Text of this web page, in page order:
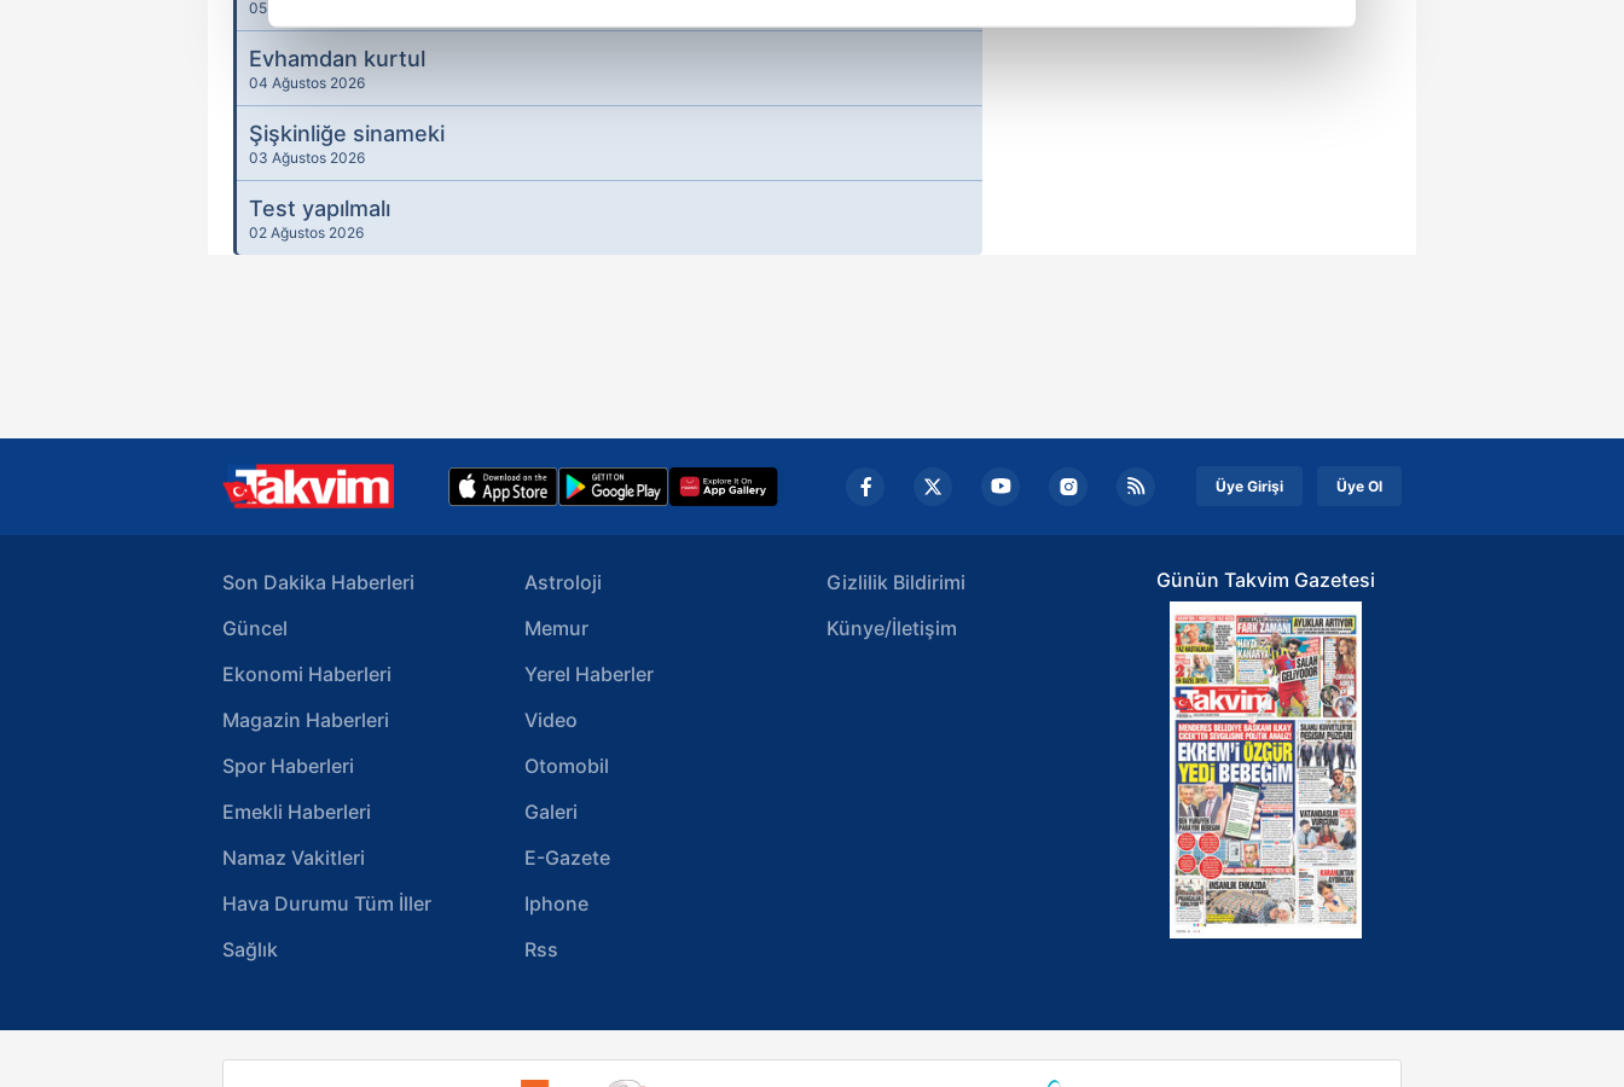
Sizlere daha iyi bir hizmet sunabilmek için İnternet Sitemizde kendimize ve üçüncü kişilere ait çerezler kullanılmaktadır. Bu
çerezler vasıtasıyla çeşitli kişisel verileriniz işlenmekte olup gerekli olan çerezler bilgi toplumu hizmetlerinin sunulması
amacıyla kullanılmaktadır. Diğer çerezler, sitemizin daha işlevsel kılınması ve kişiselleştirilmesi ve sizlere yönelik
reklam/pazarlama faaliyetlerinin yapılması, amaçlarıyla sınırlı olarak açık rızanız dahilinde kullanılacaktır.
Çerezlere ilişkin tercihlerinizi aşağıda yer alan panel vasıtasıyla belirleyebilirsiniz. Çerezlere ilişkin detaylı bilgi için Ayarlar
butonuna tıklayabilir,
05 Ağustos 2026
Evhamdan kurtul
04 Ağustos 2026
Şişkinliğe sinameki
03 Ağustos 2026
Test yapılmalı
02 Ağustos 2026
Üye Girişi Üye Ol
Son Dakika Haberleri
Güncel
Ekonomi Haberleri
Magazin Haberleri
Spor Haberleri
Emekli Haberleri
Namaz Vakitleri
Hava Durumu Tüm İller
Sağlık
Astroloji
Memur
Yerel Haberler
Video
Otomobil
Galeri
E-Gazete
Iphone
Rss
Gizlilik Bildirimi
Künye/İletişim
Günün Takvim Gazetesi